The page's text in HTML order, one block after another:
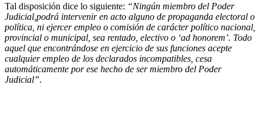
Tal disposición dice lo siguiente: “Ningún miembro del Poder
Judicial,podrá intervenir en acto alguno de propaganda electoral o
política, ni ejercer empleo o comisión de carácter político nacional,
provincial o municipal, sea rentado, electivo o ‘ad honorem’. Todo
aquel que encontrándose en ejercicio de sus funciones acepte
cualquier empleo de los declarados incompatibles, cesa
automáticamente por ese hecho de ser miembro del Poder
Judicial”.